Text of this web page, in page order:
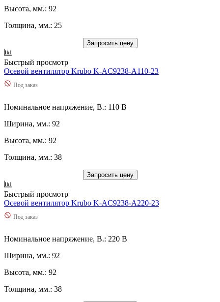
Высота, мм.: 92
Толщина, мм.: 25
Запросить цену
Быстрый просмотр
Осевой вентилятор Krubo K-AC9238-A110-23
Под заказ
Номинальное напряжение, В.: 110 В
Ширина, мм.: 92
Высота, мм.: 92
Толщина, мм.: 38
Запросить цену
Быстрый просмотр
Осевой вентилятор Krubo K-AC9238-A220-23
Под заказ
Номинальное напряжение, В.: 220 В
Ширина, мм.: 92
Высота, мм.: 92
Толщина, мм.: 38